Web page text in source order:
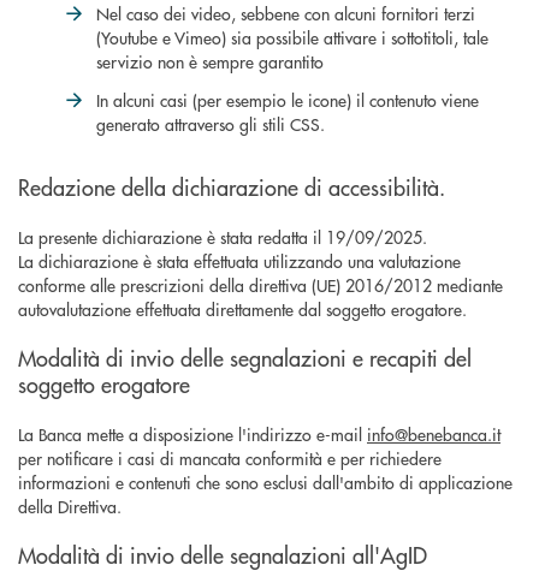
Nel caso dei video, sebbene con alcuni fornitori terzi
(Youtube e Vimeo) sia possibile attivare i sottotitoli, tale
servizio non è sempre garantito
In alcuni casi (per esempio le icone) il contenuto viene
generato attraverso gli stili CSS.
Redazione della dichiarazione di accessibilità.
La presente dichiarazione è stata redatta il 19/09/2025.
La dichiarazione è stata effettuata utilizzando una valutazione
conforme alle prescrizioni della direttiva (UE) 2016/2012 mediante
autovalutazione effettuata direttamente dal soggetto erogatore.
Modalità di invio delle segnalazioni e recapiti del
soggetto erogatore
La Banca mette a disposizione l'indirizzo e-mail info@benebanca.it
per notificare i casi di mancata conformità e per richiedere
informazioni e contenuti che sono esclusi dall'ambito di applicazione
della Direttiva.
Modalità di invio delle segnalazioni all'AgID